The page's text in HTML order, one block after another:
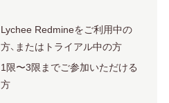
Lychee Redmineをご利用中の
方、またはトライアル中の方
1限〜3限までご参加いただける
方